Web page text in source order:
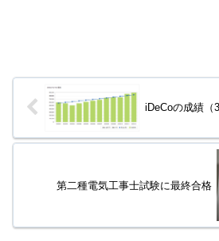
iDeCoの成績（3
第二種電気工事士試験に最終合格